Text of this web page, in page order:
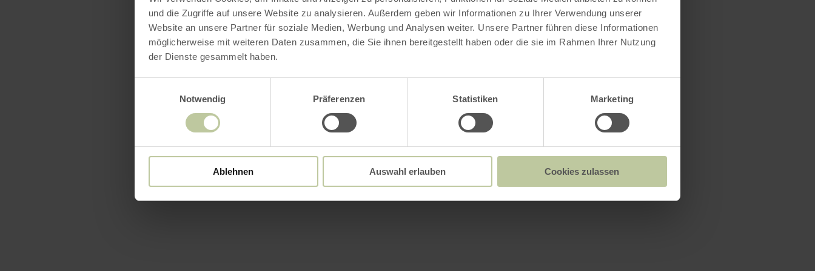
und die Zugriffe auf unsere Website zu analysieren. Außerdem geben wir Informationen zu Ihrer Verwendung unserer
Website an unsere Partner für soziale Medien, Werbung und Analysen weiter. Unsere Partner führen diese Informationen
möglicherweise mit weiteren Daten zusammen, die Sie ihnen bereitgestellt haben oder die sie im Rahmen Ihrer Nutzung
der Dienste gesammelt haben.
Notwendig
Präferenzen Statistiken Marketing
Ablehnen Auswahl erlauben Cookies zulassen